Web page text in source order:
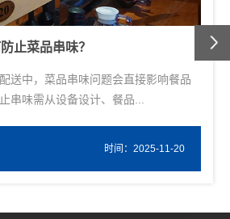
布局有何讲究？
餐饮配送效率的重要工具，其轨道布
的流畅性、空间利用的合...
时间：2025-11-20